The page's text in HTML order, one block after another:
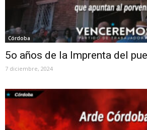
Córdoba
5o años de la Imprenta del
7 diciembre, 2024